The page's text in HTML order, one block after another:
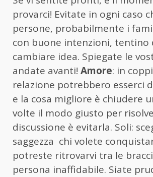
provarci! Evitate in ogni caso
persone, probabilmente i
con buone intenzioni, tentino
cambiare idea. Spiegate le
andate avanti! Amore: in
relazione potrebbero esserci
e la cosa migliore è chiudere
volte il modo giusto per
discussione è evitarla. Soli:
saggezza chi volete
potreste ritrovarvi tra le
persona inaffidabile. Siate